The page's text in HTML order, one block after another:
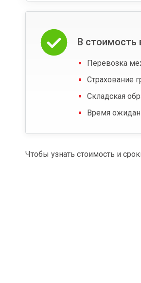
В стоимость
Перевозка
Страхование
Складская
Время
Чтобы узнать стоимость и